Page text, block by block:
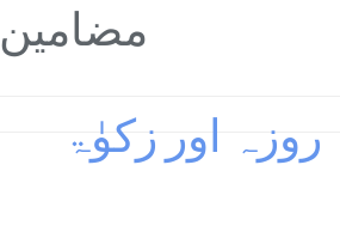
مضامین
روزہ اور زکوٰۃ